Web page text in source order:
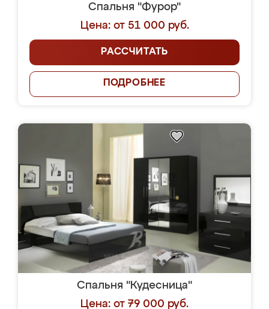
Спальня "Фурор"
Цена: от 51 000 руб.
РАССЧИТАТЬ
ПОДРОБНЕЕ
Спальня "Кудесница"
Цена: от 79 000 руб.